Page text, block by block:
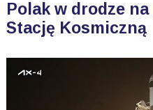
Polak w drodze
Stację Kosmiczną